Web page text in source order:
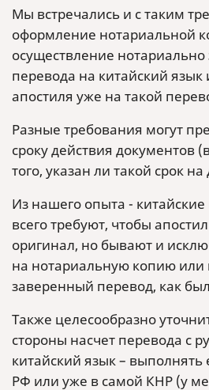
Мы встречались и с таким
оформление нотариальной
осуществление нотариально
перевода на китайский язык
апостиля уже на такой
Разные требования могут
сроку действия документов
того, указан ли такой срок
Из нашего опыта -
всего требуют, чтобы
оригинал, но бывают и
на нотариальную копию или
заверенный перевод, как
Также целесообразно
стороны насчет перевода с
китайский язык – выполнять
РФ или уже в самой КНР (у